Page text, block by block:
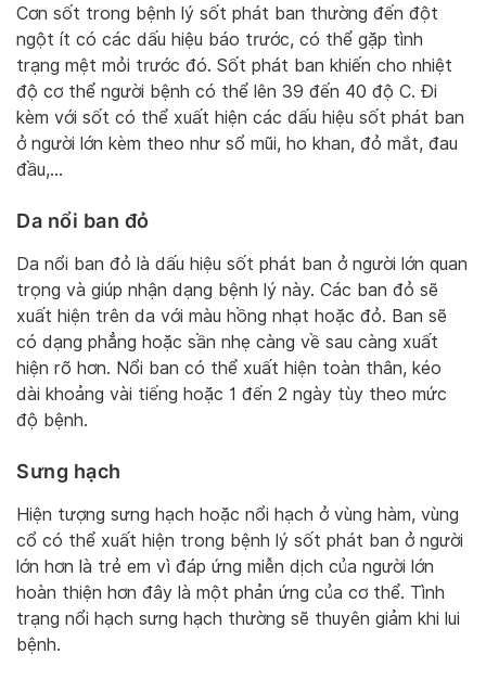
Cơn sốt trong bệnh lý sốt phát ban thường đến đột
ngột ít có các dấu hiệu báo trước, có thể gặp tình
trạng mệt mỏi trước đó. Sốt phát ban khiến cho nhiệt
độ cơ thể người bệnh có thể lên 39 đến 40 độ C. Đi
kèm với sốt có thể xuất hiện các dấu hiệu sốt phát ban
ở người lớn kèm theo như sổ mũi, ho khan, đỏ mắt, đau
đầu,…
Da nổi ban đỏ
Da nổi ban đỏ là dấu hiệu sốt phát ban ở người lớn quan
trọng và giúp nhận dạng bệnh lý này. Các ban đỏ sẽ
xuất hiện trên da với màu hồng nhạt hoặc đỏ. Ban sẽ
có dạng phẳng hoặc sần nhẹ càng về sau càng xuất
hiện rõ hơn. Nổi ban có thể xuất hiện toàn thân, kéo
dài khoảng vài tiếng hoặc 1 đến 2 ngày tùy theo mức
độ bệnh.
Sưng hạch
Hiện tượng sưng hạch hoặc nổi hạch ở vùng hàm, vùng
cổ có thể xuất hiện trong bệnh lý sốt phát ban ở người
lớn hơn là trẻ em vì đáp ứng miễn dịch của người lớn
hoàn thiện hơn đây là một phản ứng của cơ thể. Tình
trạng nổi hạch sưng hạch thường sẽ thuyên giảm khi lui
bệnh.